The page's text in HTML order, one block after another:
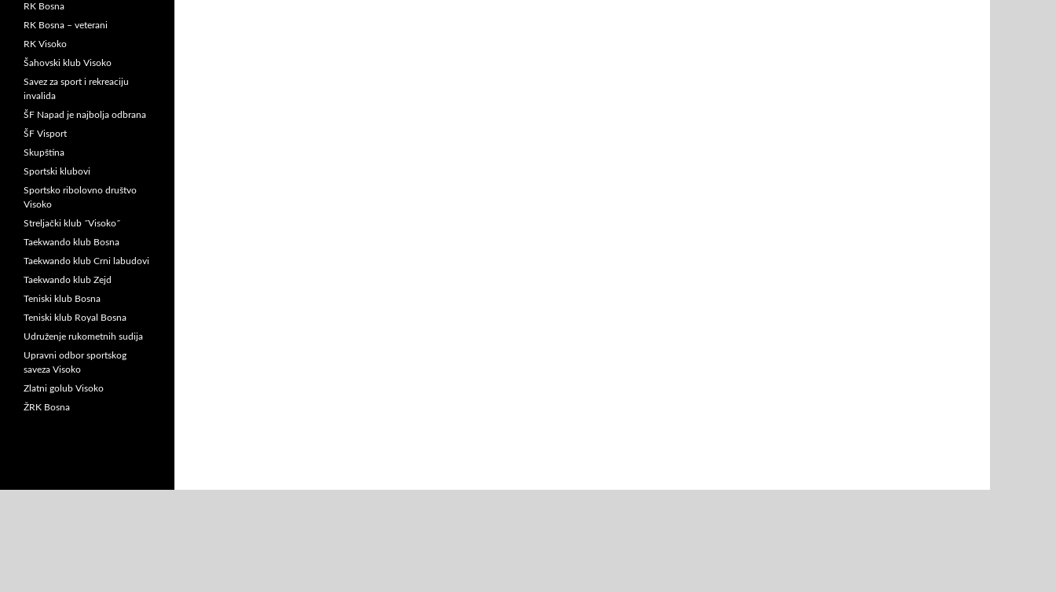
RK Bosna
RK Bosna – veterani
RK Visoko
Šahovski klub Visoko
Savez za sport i rekreaciju
invalida
ŠF Napad je najbolja odbrana
ŠF Visport
Skupština
Sportski klubovi
Sportsko ribolovno društvo
Visoko
Streljački klub ˝Visoko˝
Taekwando klub Bosna
Taekwando klub Crni labudovi
Taekwando klub Zejd
Teniski klub Bosna
Teniski klub Royal Bosna
Udruženje rukometnih sudija
Upravni odbor sportskog
saveza Visoko
Zlatni golub Visoko
ŽRK Bosna